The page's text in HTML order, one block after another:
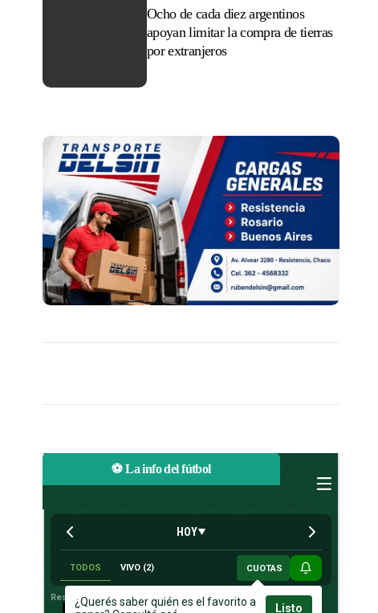
Ocho de cada diez argentinos
apoyan limitar la compra de tierras
por extranjeros
⚽ La info del fútbol